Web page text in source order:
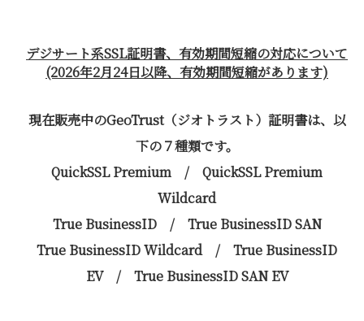
デジサート系SSL証明書、有効期間短縮の対応について
(2026年2月24日以降、有効期間短縮があります)
現在販売中のGeoTrust（ジオトラスト）証明書は、以
下の７種類です。
QuickSSL Premium / QuickSSL Premium
Wildcard
True BusinessID / True BusinessID SAN
True BusinessID Wildcard / True BusinessID
EV / True BusinessID SAN EV